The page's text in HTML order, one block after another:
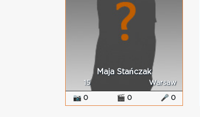
Maja Stańczak
15 Warsaw
📷 0 🎬 0 🎤 0